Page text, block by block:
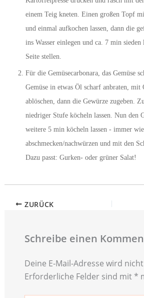
einem Teig kneten. Einen großen Topf
und einmal aufkochen lassen, dann die
ins Wasser einlegen und ca. 7 min sieden
Seite stellen.
Für die Gemüsecarbonara, das Gemüse
Gemüse in etwas Öl scharf anbraten, mit
ablöschen, dann die Gewürze zugeben.
niedriger Stufe köcheln lassen. Nun den
weitere 5 min köcheln lassen - immer
abschmecken/nachwürzen und mit den
Dazu passt: Gurken- oder grüner Salat!
ZURÜCK
Schreibe einen
Deine E-Mail-Adresse wird
Erforderliche Felder sind mit *